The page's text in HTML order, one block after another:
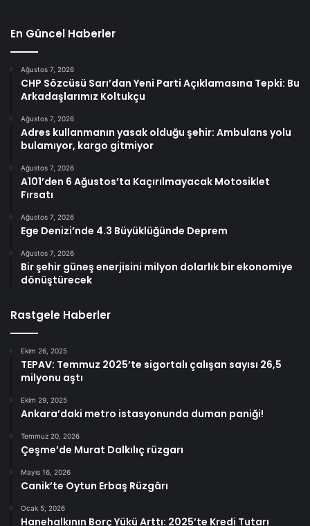
En Güncel Haberler
Ağustos 7, 2026
CHP Sözcüsü Sarı’dan Yeni Parti Açıklamasına Tepki: Bu
Arkadaşlarımız Koltukçu
Ağustos 7, 2026
Adres kullanmanın yasak olduğu şehir: Ambulans yolu
bulamıyor, kargo gitmiyor
Ağustos 7, 2026
A101’den 6 Ağustos’ta Kaçırılmayacak Motosiklet
Fırsatı
Ağustos 7, 2026
Ege Denizi’nde 4.3 Büyüklüğünde Deprem
Ağustos 7, 2026
Bir şehir güneş enerjisini milyon dolarlık bir ekonomiye
dönüştürecek
Rastgele Haberler
Ekim 26, 2025
TEPAV: Temmuz 2025’te sigortalı çalışan sayısı 26,5
milyonu aştı
Ekim 29, 2025
Ankara’daki metro istasyonunda duman paniği!
Temmuz 20, 2026
Çeşme’de Murat Dalkılıç rüzgarı
Mayıs 16, 2026
Canik’te Oytun Erbaş Rüzgârı
Ocak 5, 2026
Hanehalkının Borç Yükü Arttı: 2025’te Kredi Tutarı